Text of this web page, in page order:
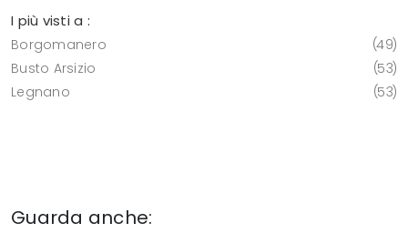
I più visti a :
Borgomanero
49
Busto Arsizio
53
Legnano
53
Guarda anche: